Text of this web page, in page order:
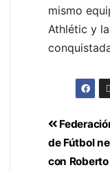
mismo
Athlétic y
de Fútbol
con